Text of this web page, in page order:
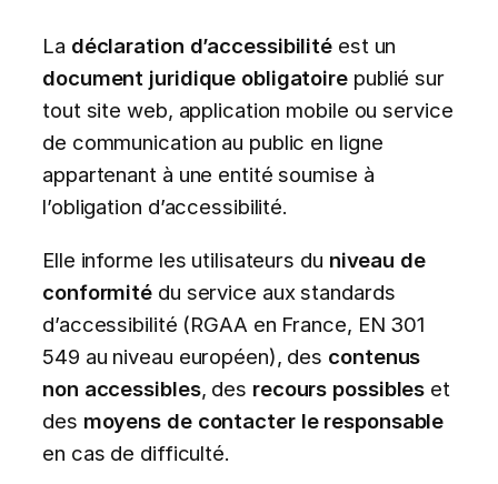
La déclaration d’accessibilité est un
document juridique obligatoire publié sur
tout site web, application mobile ou service
de communication au public en ligne
appartenant à une entité soumise à
l’obligation d’accessibilité.
Elle informe les utilisateurs du niveau de
conformité du service aux standards
d’accessibilité (RGAA en France, EN 301
549 au niveau européen), des contenus
non accessibles, des recours possibles et
des moyens de contacter le responsable
en cas de difficulté.